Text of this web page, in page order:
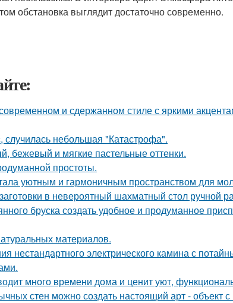
обстановка выглядит достаточно современно.
и сдержанном стиле с яркими
случилась небольшая "Катастрофа".
бежевый и мягкие пастельные оттенки.
простоты.
уютным и гармоничным пространством для
в невероятный шахматный стол ручной
бруска создать удобное и продуманное
материалов.
нестандартного электрического камина с
много времени дома и ценит уют,
стен можно создать настоящий арт - объект